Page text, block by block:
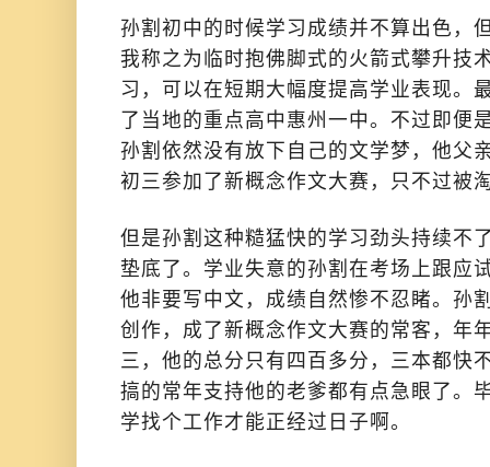
孙割初中的时候学习成绩并不算出色，
我称之为临时抱佛脚式的火箭式攀升技
习，可以在短期大幅度提高学业表现。
了当地的重点高中惠州一中。不过即便
孙割依然没有放下自己的文学梦，他父
初三参加了新概念作文大赛，只不过被
但是孙割这种糙猛快的学习劲头持续不
垫底了。学业失意的孙割在考场上跟应
他非要写中文，成绩自然惨不忍睹。孙
创作，成了新概念作文大赛的常客，年
三，他的总分只有四百多分，三本都快
搞的常年支持他的老爹都有点急眼了。
学找个工作才能正经过日子啊。